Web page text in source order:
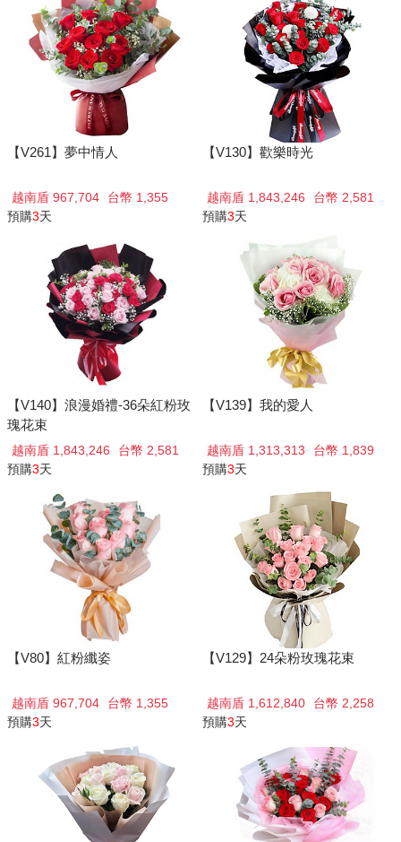
【V261】夢中情人
越南盾 967,704
台幣 1,355
預購3天
【V130】歡樂時光
越南盾 1,843,246
台幣 2,581
預購3天
【V140】浪漫婚禮-36朵紅粉玫
瑰花束
越南盾 1,843,246
台幣 2,581
預購3天
【V139】我的愛人
越南盾 1,313,313
台幣 1,839
預購3天
【V80】紅粉纖姿
越南盾 967,704
台幣 1,355
預購3天
【V129】24朵粉玫瑰花束
越南盾 1,612,840
台幣 2,258
預購3天